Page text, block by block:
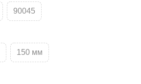
90045
150 мм